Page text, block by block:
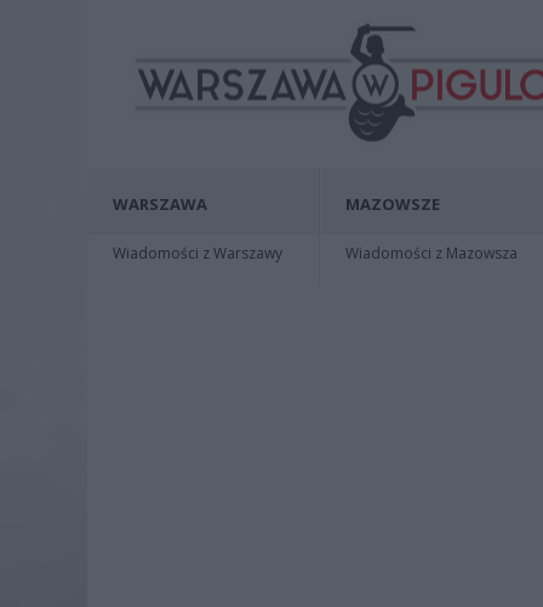
WARSZAWA
Wiadomości z Warszawy
MAZOWSZE
Wiadomości z Mazowsza